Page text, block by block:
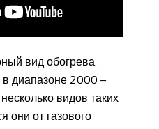
вид обогрева.
диапазоне 2000 –
видов таких
они от газового